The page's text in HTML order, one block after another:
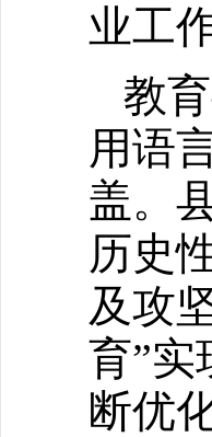
业工
教
用语
盖。
历史
及攻
育”实
断优